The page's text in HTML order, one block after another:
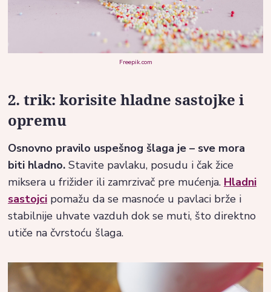
Freepik.com
2. trik: korisite hladne sastojke i
opremu
Osnovno pravilo uspešnog šlaga je – sve mora
biti hladno. Stavite pavlaku, posudu i čak žice
miksera u frižider ili zamrzivač pre mućenja. Hladni
sastojci pomažu da se masnoće u pavlaci brže i
stabilnije uhvate vazduh dok se muti, što direktno
utiče na čvrstoću šlaga.